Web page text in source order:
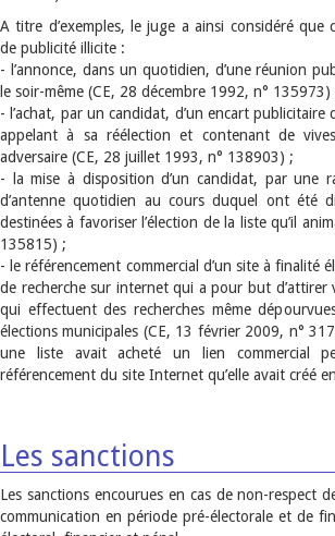
A titre d’exemples, le juge a ainsi considéré que
de publicité illicite :
- l’annonce, dans un quotidien, d’une réunion
le soir-même (CE, 28 décembre 1992, n° 135973)
- l’achat, par un candidat, d’un encart publicitaire
appelant à sa réélection et contenant de
adversaire (CE, 28 juillet 1993, n° 138903) ;
- la mise à disposition d’un candidat, par une
d’antenne quotidien au cours duquel ont été
destinées à favoriser l’élection de la liste qu’il
135815) ;
- le référencement commercial d’un site à finalité
de recherche sur internet qui a pour but d’attirer
qui effectuent des recherches même
élections municipales (CE, 13 février 2009, n°
une liste avait acheté un lien commercial
référencement du site Internet qu’elle avait créé
Les sanctions
Les sanctions encourues en cas de non-respect
communication en période pré-électorale et de